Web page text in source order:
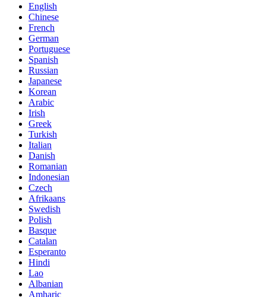
English
Chinese
French
German
Portuguese
Spanish
Russian
Japanese
Korean
Arabic
Irish
Greek
Turkish
Italian
Danish
Romanian
Indonesian
Czech
Afrikaans
Swedish
Polish
Basque
Catalan
Esperanto
Hindi
Lao
Albanian
Amharic